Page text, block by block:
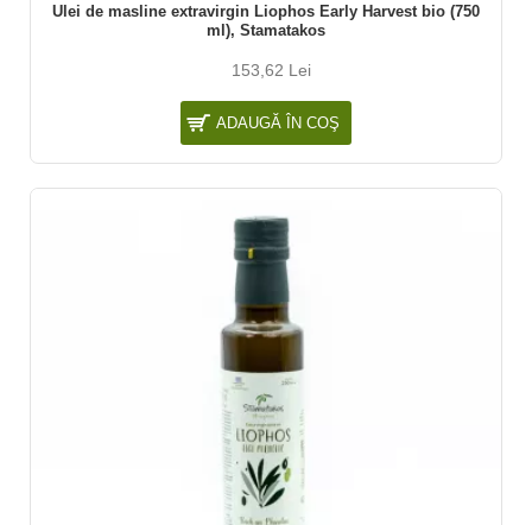
Ulei de masline extravirgin Liophos Early Harvest bio (750
ml), Stamatakos
153,62 Lei
ADAUGĂ ÎN COŞ